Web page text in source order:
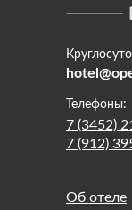
7 (3452)
Телефоны:
7 (912)
Об отеле